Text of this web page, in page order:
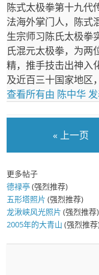
陈式太极拳第十九代
法海外掌门人，陈式
生宗师习陈氏太极拳
氏混元太极拳，为两
精，推手技击出神入
及近百三十国家地区
查看所有由 陈中华
« 上一页
更多帖子
德禄亭(强烈推荐)
五形塔照片 (强烈推荐)
龙湫峡风光照片 (强烈推荐)
2005年的大青山 (强烈推